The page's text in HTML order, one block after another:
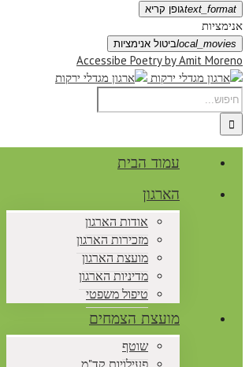
text_formatגופן קריא
אנימציות
local_moviesביטול אנימציות
Accessibe Poetry by Amit Moreno
עמוד הבית
הארגון
אודות הארגון
מזכירות הארגון
מועצת הארגון
מדיניות הארגון
טיפול משפטי
מועצת הצמחים
שוטף